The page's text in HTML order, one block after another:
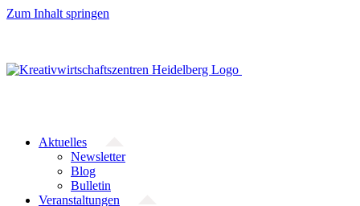
Zum Inhalt springen
Aktuelles
Newsletter
Blog
Bulletin
Veranstaltungen